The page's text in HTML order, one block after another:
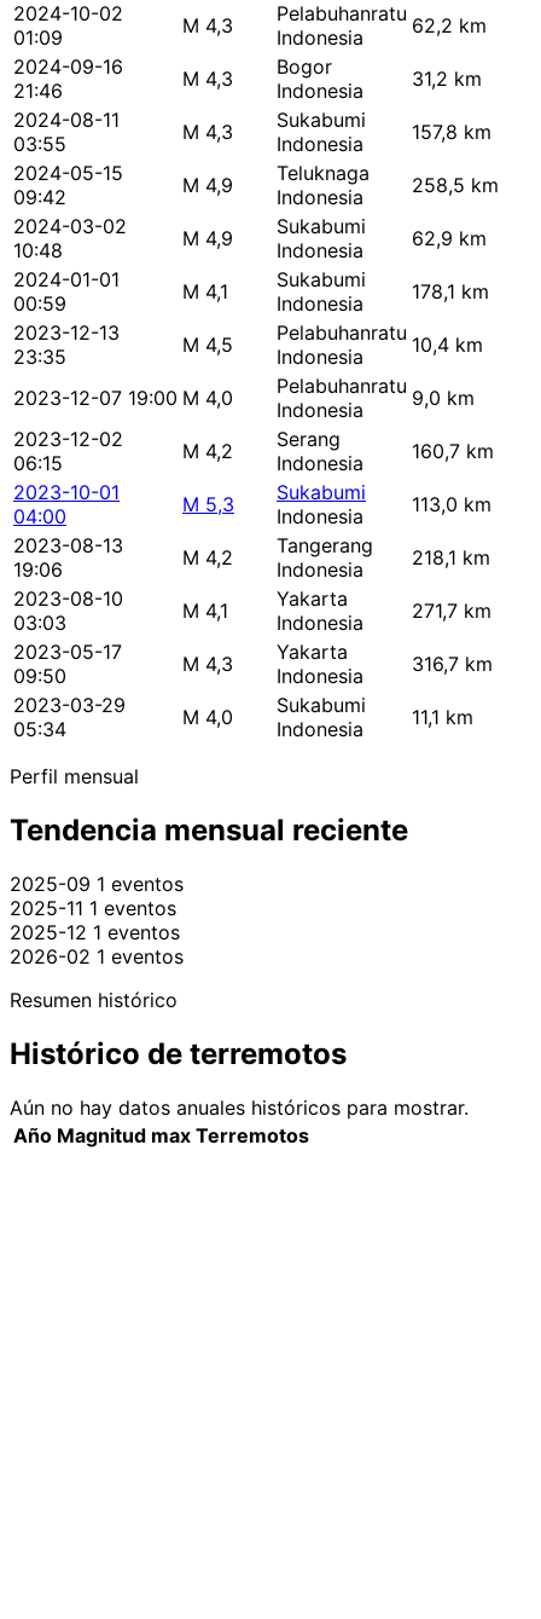
2024-10-02
01:09
M 4,3
Pelabuhanratu
Indonesia
62,2 km
2024-09-16
21:46
M 4,3
Bogor
Indonesia
31,2 km
2024-08-11
03:55
M 4,3
Sukabumi
Indonesia
157,8 km
2024-05-15
09:42
M 4,9
Teluknaga
Indonesia
258,5 km
2024-03-02
10:48
M 4,9
Sukabumi
Indonesia
62,9 km
2024-01-01
00:59
M 4,1
Sukabumi
Indonesia
178,1 km
2023-12-13
23:35
M 4,5
Pelabuhanratu
Indonesia
10,4 km
2023-12-07 19:00 M 4,0
Pelabuhanratu
Indonesia
9,0 km
2023-12-02
06:15
M 4,2
Serang
Indonesia
160,7 km
2023-10-01
04:00
M 5,3
Sukabumi
Indonesia
113,0 km
2023-08-13
19:06
M 4,2
Tangerang
Indonesia
218,1 km
2023-08-10
03:03
M 4,1
Yakarta
Indonesia
271,7 km
2023-05-17
09:50
M 4,3
Yakarta
Indonesia
316,7 km
2023-03-29
05:34
M 4,0
Sukabumi
Indonesia
11,1 km
Perfil mensual
Tendencia mensual reciente
2025-09 1 eventos
2025-11 1 eventos
2025-12 1 eventos
2026-02 1 eventos
Resumen histórico
Histórico de terremotos
Aún no hay datos anuales históricos para mostrar.
Año Magnitud max Terremotos